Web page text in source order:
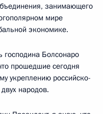
занимающего
мире
экономике.
господина Болсонаро
прошедшие сегодня
укреплению российско-
народов.